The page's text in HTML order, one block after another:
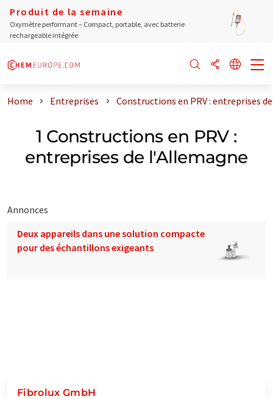
Produit de la semaine
Oxymètre performant – Compact, portable, avec batterie
rechargeable intégrée
Home Entreprises Constructions en PRV : entreprises
1 Constructions en PRV :
entreprises de l'Allemagne
Annonces
Deux appareils dans une solution compacte
pour des échantillons exigeants
Fibrolux GmbH